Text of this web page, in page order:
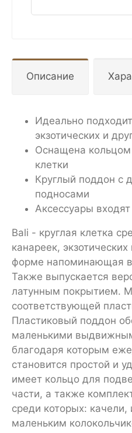
Описание
Идеально
экзотических и
Оснащена
клетки
Круглый поддон с
подносами
Аксессуары
Bali - круглая клетка
канареек,
форме напоминающая
Также выпускается
латунным покрытием.
соответствующей
Пластиковый поддон
маленькими
благодаря которым
становится простой и
имеет кольцо для
части, а также
среди которых: качели,
маленьким